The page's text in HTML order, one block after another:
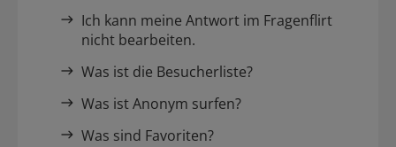
Ich kann meine Antwort im Fragenflirt
nicht bearbeiten.
Was ist die Besucherliste?
Was ist Anonym surfen?
Was sind Favoriten?